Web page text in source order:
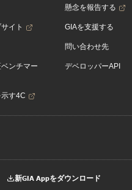
イト
ンチマー
す4C
懸念を報告する
GIAを支援する
問い合わせ先
デベロッパーAPI
新GIA Appをダウンロード